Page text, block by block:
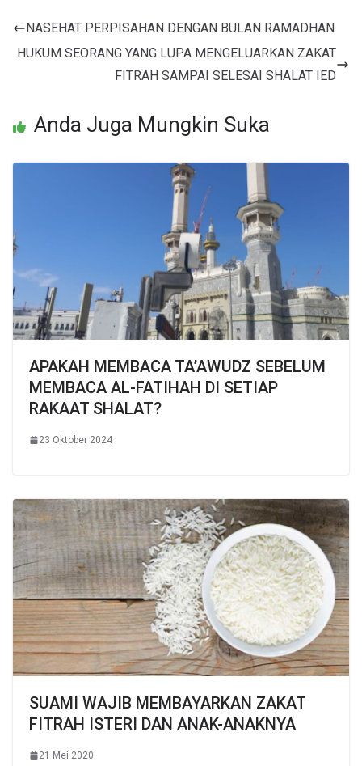
NASEHAT PERPISAHAN DENGAN BULAN RAMADHAN
HUKUM SEORANG YANG LUPA MENGELUARKAN ZAKAT
FITRAH SAMPAI SELESAI SHALAT IED
Anda Juga Mungkin Suka
APAKAH MEMBACA TA’AWUDZ SEBELUM
MEMBACA AL-FATIHAH DI SETIAP
RAKAAT SHALAT?
23 Oktober 2024
SUAMI WAJIB MEMBAYARKAN ZAKAT
FITRAH ISTERI DAN ANAK-ANAKNYA
21 Mei 2020